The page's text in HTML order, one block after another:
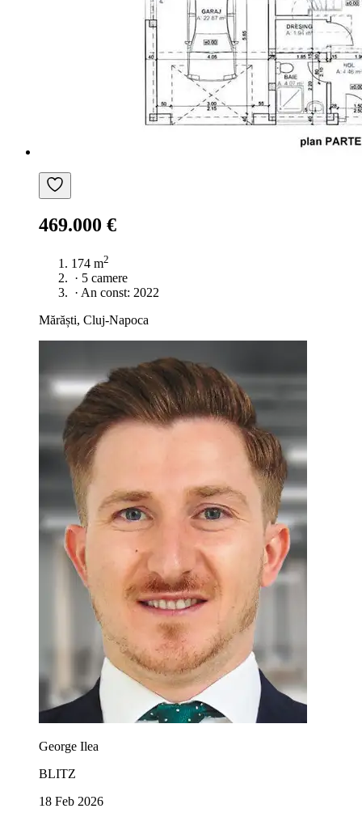
469.000 €
174 m2
· 5 camere
· An const: 2022
Mărăști, Cluj-Napoca
George Ilea
BLITZ
18 Feb 2026